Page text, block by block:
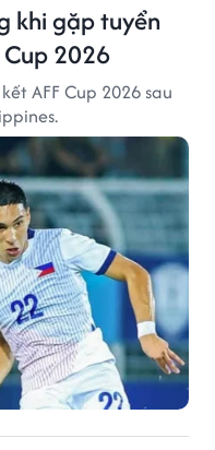
khi gặp tuyển
Cup 2026
AFF Cup 2026 sau